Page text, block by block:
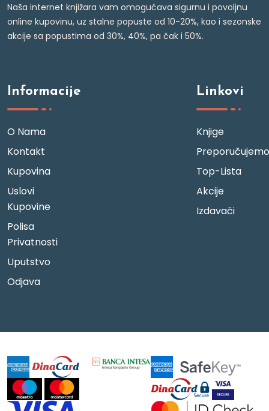
Naša internet knjižara vam omogućava sigurnu i povoljnu
online kupovinu, uz stalne popuste od 10-20%, kao i sezonske
akcije sa popustima od 30%, 40%, pa čak i 50%.
Informacije
O Nama
Kontakt
Kupovina
Uslovi
Kupovine
Polisa
Privatnosti
Uputstvo
Odjava
Linkovi
Knjige
Preporučujemo
Top-Lista
Akcije
Izdavači